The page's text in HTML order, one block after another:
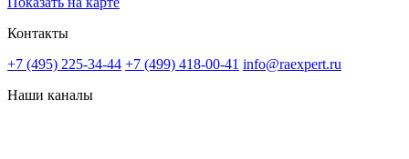
Контакты
+7 (495) 225-34-44 +7 (499) 418-00-41 info@raexpert.ru
Наши каналы